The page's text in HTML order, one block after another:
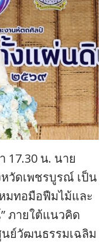
17.30 น. นาย
วัดเพชรบูรณ์ เป็น
มทอมือฟืมไม้และ
ภายใต้แนวคิด
ย์วัฒนธรรมเฉลิม